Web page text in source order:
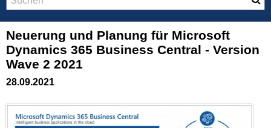
Neuerung und Planung für Microsoft
Dynamics 365 Business Central - Version
Wave 2 2021
28.09.2021